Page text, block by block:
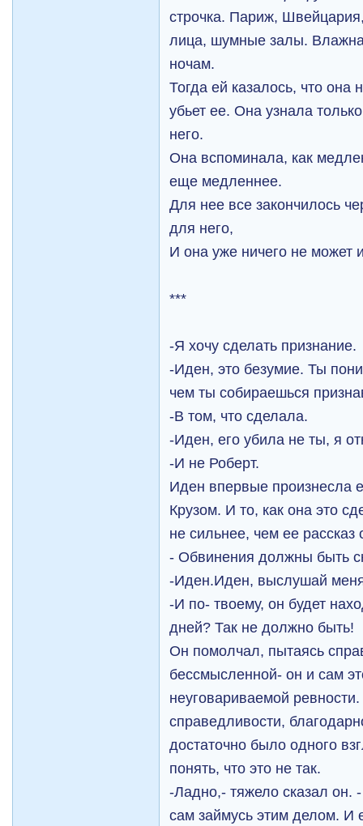
строчка. Париж,
лица, шумные залы.
ночам.
Тогда ей казалось, что она
убьет ее. Она узнала
него.
Она вспоминала, как
еще медленнее.
Для нее все закончилось
для него,
И она уже ничего не может
***
-Я хочу сделать признание.
-Иден, это безумие. Ты
чем ты собираешься
-В том, что сделала.
-Иден, его убила не ты, я
-И не Роберт.
Иден впервые произнесла
Крузом. И то, как она это
не сильнее, чем ее
- Обвинения должны быть
-Иден.Иден, выслушай
-И по- твоему, он будет
дней? Так не должно быть!
Он помолчал, пытаясь
бессмысленной- он и сам
неуговариваемой
справедливости,
достаточно было одного
понять, что это не так.
-Ладно,- тяжело сказал он.
сам займусь этим делом. И